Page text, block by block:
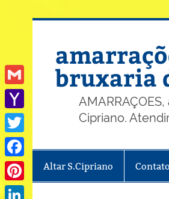
bruxaria
Cipriano.
Altar S.Cipriano
Gmail
Yahoo
Mail
Twitter
Facebook
Pinterest